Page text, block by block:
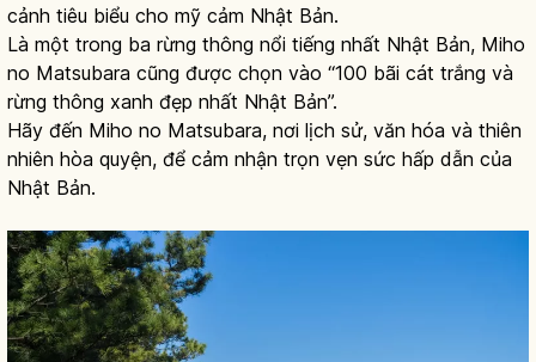
cảnh tiêu biểu cho mỹ cảm Nhật Bản.
Là một trong ba rừng thông nổi tiếng nhất Nhật Bản, Miho
no Matsubara cũng được chọn vào “100 bãi cát trắng và
rừng thông xanh đẹp nhất Nhật Bản”.
Hãy đến Miho no Matsubara, nơi lịch sử, văn hóa và thiên
nhiên hòa quyện, để cảm nhận trọn vẹn sức hấp dẫn của
Nhật Bản.